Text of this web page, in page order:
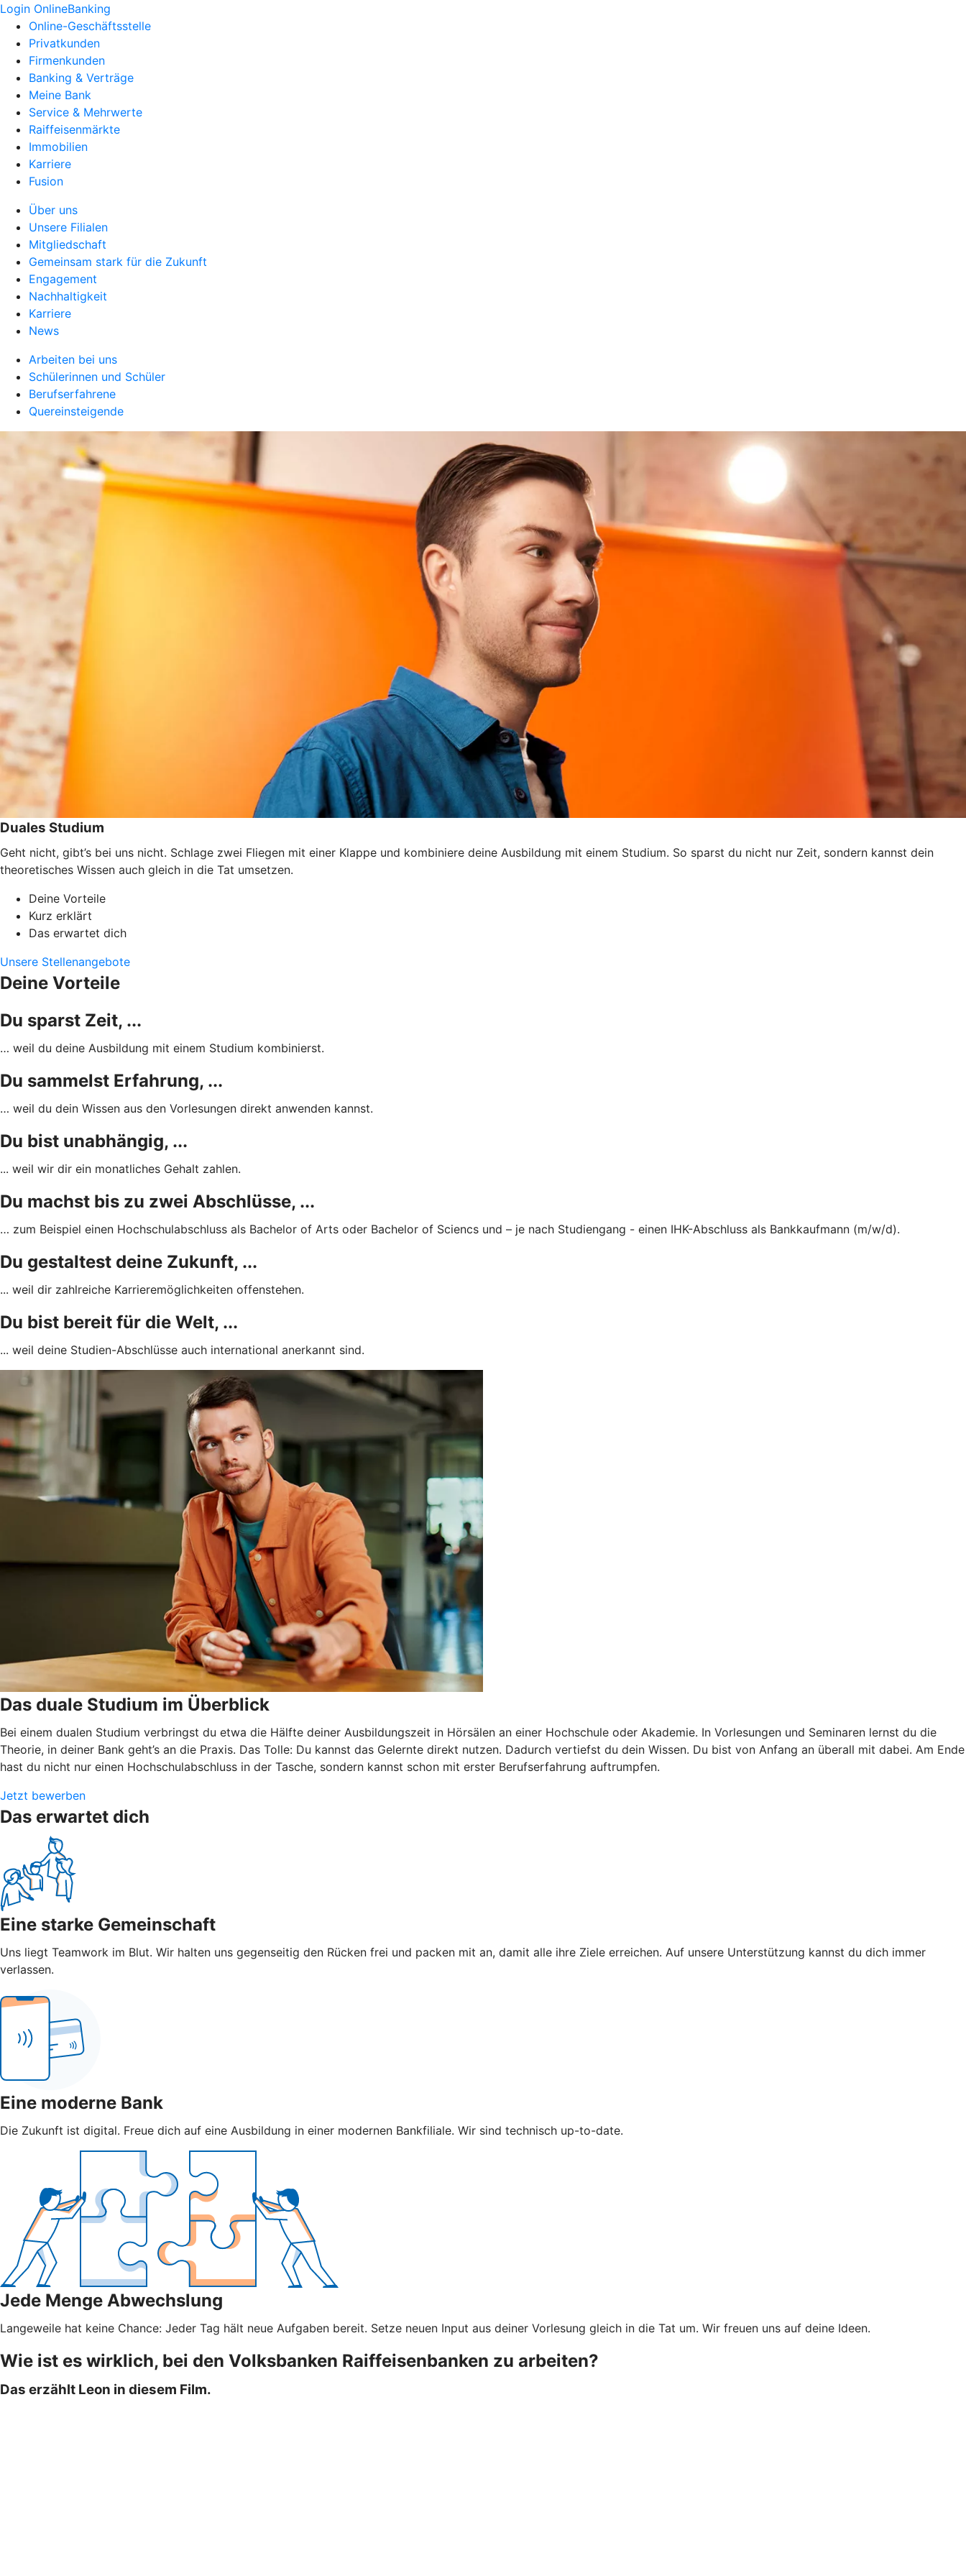
Login OnlineBanking
Online-Geschäftsstelle
Privatkunden
Firmenkunden
Banking & Verträge
Meine Bank
Service & Mehrwerte
Raiffeisenmärkte
Immobilien
Karriere
Fusion
Über uns
Unsere Filialen
Mitgliedschaft
Gemeinsam stark für die Zukunft
Engagement
Nachhaltigkeit
Karriere
News
Arbeiten bei uns
Schülerinnen und Schüler
Berufserfahrene
Quereinsteigende
Duales Studium
Geht nicht, gibt’s bei uns nicht. Schlage zwei Fliegen mit einer Klappe und kombiniere deine Ausbildung mit einem Studium. So sparst du nicht nur Zeit, sondern kannst dein
theoretisches Wissen auch gleich in die Tat umsetzen.
Deine Vorteile
Kurz erklärt
Das erwartet dich
Unsere Stellenangebote
Deine Vorteile
Du sparst Zeit, ...
… weil du deine Ausbildung mit einem Studium kombinierst.
Du sammelst Erfahrung, ...
… weil du dein Wissen aus den Vorlesungen direkt anwenden kannst.
Du bist unabhängig, ...
... weil wir dir ein monatliches Gehalt zahlen.
Du machst bis zu zwei Abschlüsse, ...
… zum Beispiel einen Hochschulabschluss als Bachelor of Arts oder Bachelor of Sciencs und – je nach Studiengang - einen IHK-Abschluss als Bankkaufmann (m/w/d).
Du gestaltest deine Zukunft, ...
... weil dir zahlreiche Karrieremöglichkeiten offenstehen.
Du bist bereit für die Welt, ...
... weil deine Studien-Abschlüsse auch international anerkannt sind.
Das duale Studium im Überblick
Bei einem dualen Studium verbringst du etwa die Hälfte deiner Ausbildungszeit in Hörsälen an einer Hochschule oder Akademie. In Vorlesungen und Seminaren lernst du die
Theorie, in deiner Bank geht’s an die Praxis. Das Tolle: Du kannst das Gelernte direkt nutzen. Dadurch vertiefst du dein Wissen. Du bist von Anfang an überall mit dabei. Am Ende
hast du nicht nur einen Hochschulabschluss in der Tasche, sondern kannst schon mit erster Berufserfahrung auftrumpfen.
Jetzt bewerben
Das erwartet dich
Eine starke Gemeinschaft
Uns liegt Teamwork im Blut. Wir halten uns gegenseitig den Rücken frei und packen mit an, damit alle ihre Ziele erreichen. Auf unsere Unterstützung kannst du dich immer
verlassen.
Eine moderne Bank
Die Zukunft ist digital. Freue dich auf eine Ausbildung in einer modernen Bankfiliale. Wir sind technisch up-to-date.
Jede Menge Abwechslung
Langeweile hat keine Chance: Jeder Tag hält neue Aufgaben bereit. Setze neuen Input aus deiner Vorlesung gleich in die Tat um. Wir freuen uns auf deine Ideen.
Wie ist es wirklich, bei den Volksbanken Raiffeisenbanken zu arbeiten?
Das erzählt Leon in diesem Film.